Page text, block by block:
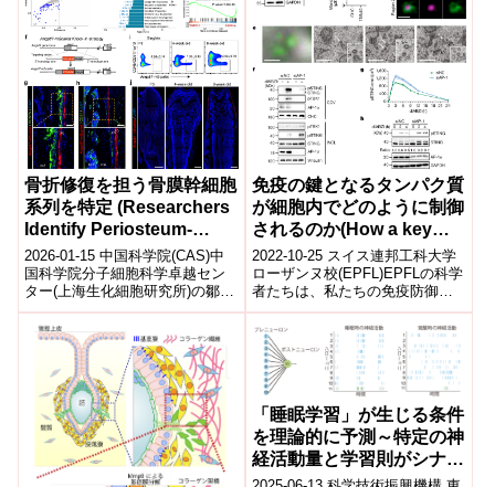
骨折修復を担う骨膜幹細胞
系列を特定 (Researchers
Identify Periosteum-
resident Stem Cell
Lineage Dedicated for
Bone Fracture Repair)
2026-01-15 中国科学院(CAS)中
国科学院分子細胞科学卓越セン
ター(上海生化細胞研究所)の鄒衛
国教授と同済大学の楽栄栄教授
らの研究チームは、骨折修復
に...
免疫の鍵となるタンパク質
が細胞内でどのように制御
されるのか(How a key
immune protein is
regulated in the cell)
2022-10-25 スイス連邦工科大学
ローザンヌ校(EPFL)EPFLの科学
者たちは、私たちの免疫防御の
第一線にある重要なタンパク質
が、自己炎症性疾患を防ぐた...
「睡眠学習」が生じる条件
を理論的に予測～特定の神
経活動量と学習則がシナプ
ス結合を強化～